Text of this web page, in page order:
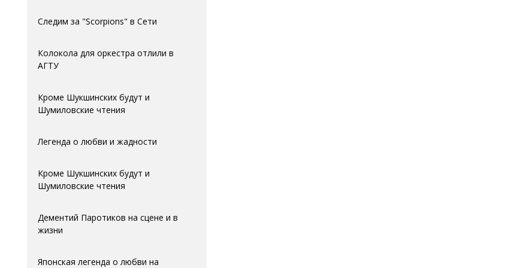
Следим за "Scorpions" в Сети
Колокола для оркестра отлили в
АГTУ
Кроме Шукшинских будут и
Шумиловские чтения
Легенда о любви и жадности
Кроме Шукшинских будут и
Шумиловские чтения
Дементий Паротиков на сцене и в
жизни
Японская легенда о любви на